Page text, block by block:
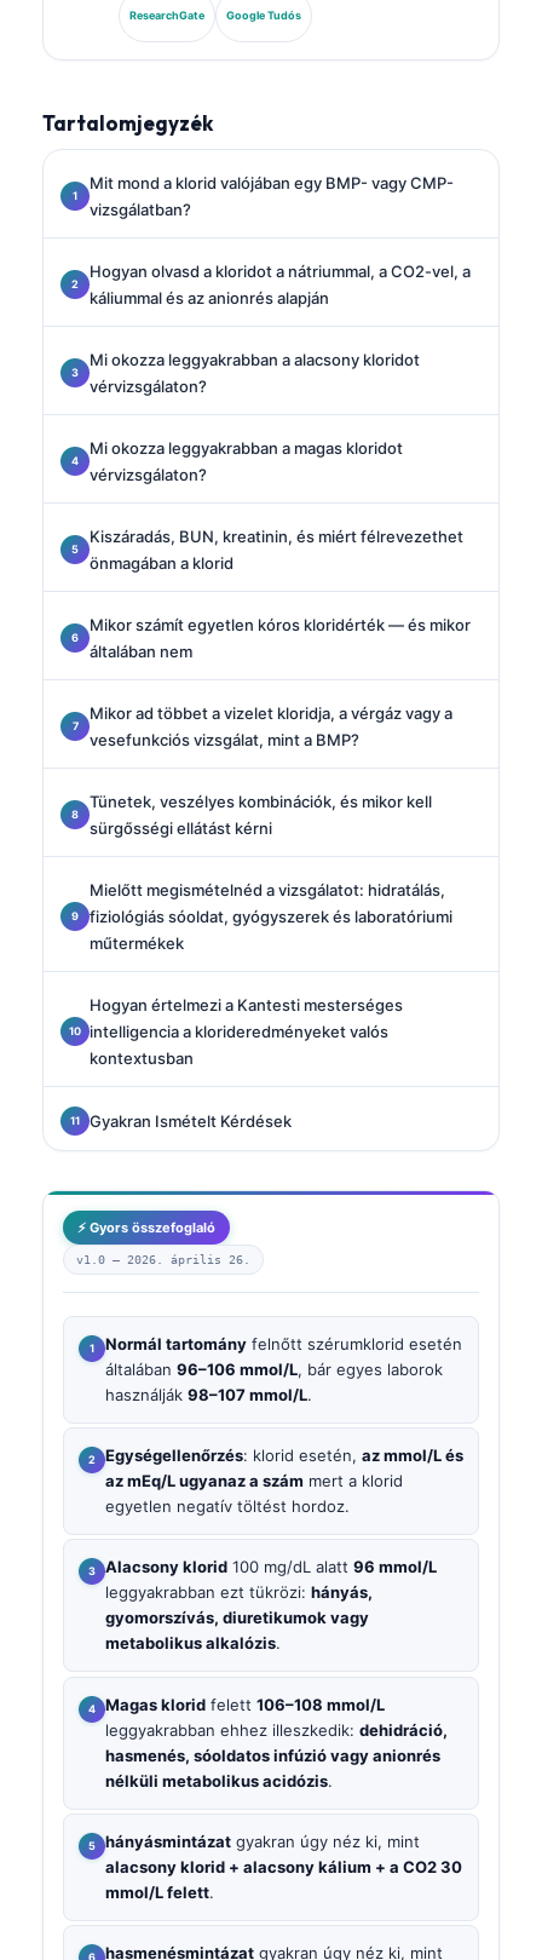
Német Klinikai Kémiai Társaság korábbi elnöke, és a
diagnosztikai panel-elemzésre, a biomarkerek
ResearchGate Google Tudós
Tartalomjegyzék
Mit mond a klorid valójában egy BMP- vagy CMP-
vizsgálatban?
Hogyan olvasd a kloridot a nátriummal, a CO2-vel, a
káliummal és az anionrés alapján
Mi okozza leggyakrabban a alacsony kloridot
vérvizsgálaton?
Mi okozza leggyakrabban a magas kloridot
vérvizsgálaton?
Kiszáradás, BUN, kreatinin, és miért félrevezethet
önmagában a klorid
Mikor számít egyetlen kóros kloridérték — és mikor
általában nem
Mikor ad többet a vizelet kloridja, a vérgáz vagy a
vesefunkciós vizsgálat, mint a BMP?
Tünetek, veszélyes kombinációk, és mikor kell
sürgősségi ellátást kérni
Mielőtt megismételnéd a vizsgálatot: hidratálás,
fiziológiás sóoldat, gyógyszerek és laboratóriumi
műtermékek
Hogyan értelmezi a Kantesti mesterséges
intelligencia a klorideredményeket valós
kontextusban
Gyakran Ismételt Kérdések
⚡ Gyors összefoglaló
v1.0 — 2026. április 26.
Normál tartomány felnőtt szérumklorid esetén
általában 96–106 mmol/L, bár egyes laborok
használják 98–107 mmol/L.
Egységellenőrzés: klorid esetén, az mmol/L és
az mEq/L ugyanaz a szám mert a klorid
egyetlen negatív töltést hordoz.
Alacsony klorid 100 mg/dL alatt 96 mmol/L
leggyakrabban ezt tükrözi: hányás,
gyomorszívás, diuretikumok vagy
metabolikus alkalózis.
Magas klorid felett 106–108 mmol/L
leggyakrabban ehhez illeszkedik: dehidráció,
hasmenés, sóoldatos infúzió vagy anionrés
nélküli metabolikus acidózis.
hányásmintázat gyakran úgy néz ki, mint
alacsony klorid + alacsony kálium + a CO2 30
mmol/L felett.
hasmenésmintázat gyakran úgy néz ki, mint